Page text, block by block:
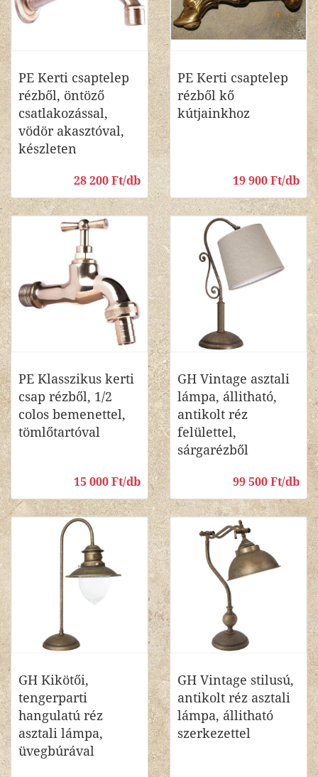
PE Kerti csaptelep
rézből, öntöző
csatlakozással,
vödör akasztóval,
készleten
28 200 Ft/db
PE Kerti csaptelep
rézből kő
kútjainkhoz
19 900 Ft/db
PE Klasszikus kerti
csap rézből, 1/2
colos bemenettel,
tömlőtartóval
15 000 Ft/db
GH Vintage asztali
lámpa, állitható,
antikolt réz
felülettel,
sárgarézből
99 500 Ft/db
GH Kikötői,
tengerparti
hangulatú réz
asztali lámpa,
üvegbúrával
GH Vintage stilusú,
antikolt réz asztali
lámpa, állitható
szerkezettel